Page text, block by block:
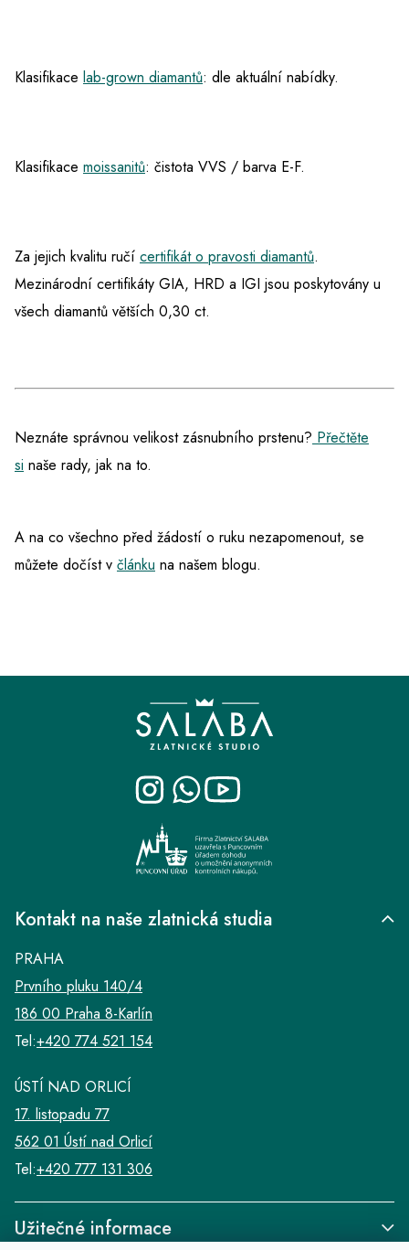
Klasifikace lab-grown diamantů: dle aktuální nabídky.
Klasifikace moissanitů: čistota VVS / barva E-F.
Za jejich kvalitu ručí certifikát o pravosti diamantů.
Mezinárodní certifikáty GIA, HRD a IGI jsou poskytovány u
všech diamantů větších 0,30 ct.
Neznáte správnou velikost zásnubního prstenu? Přečtěte
si naše rady, jak na to.
A na co všechno před žádostí o ruku nezapomenout, se
můžete dočíst v článku na našem blogu.
Užitečné informace
Kontakt na naše zlatnická studia
PRAHA
Prvního pluku 140/4
186 00 Praha 8-Karlín
Tel:+420 774 521 154
ÚSTÍ NAD ORLICÍ
17. listopadu 77
562 01 Ústí nad Orlicí
Tel:+420 777 131 306